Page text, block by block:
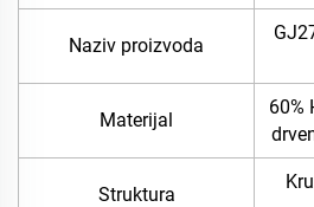
Naziv proizvoda
Materijal
60%
Struktura